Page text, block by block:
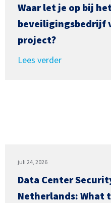
Waar let je op bij
beveiligingsbedrijf
project?
Lees verder
juli 24, 2026
Data Center
Netherlands: What